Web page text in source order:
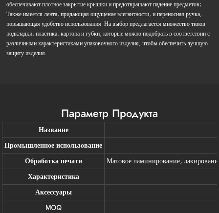
обеспечивают плотное закрытие крышки и предотвращают падение предметов;
Также имеется лента, придающая ощущение элегантности, и переносная ручка,
повышающая удобство использования. На выбор предлагается множество типов
подкладки, пластика, картона и губки, которые можно подобрать в соответствии с
различными характеристиками упаковочного изделия, чтобы обеспечить лучшую
защиту изделия.
Параметр Продукта
Название
Промышленное использование
Обработка печати
Матовое ламинирование,
Характеристика
Аксессуары
MOQ